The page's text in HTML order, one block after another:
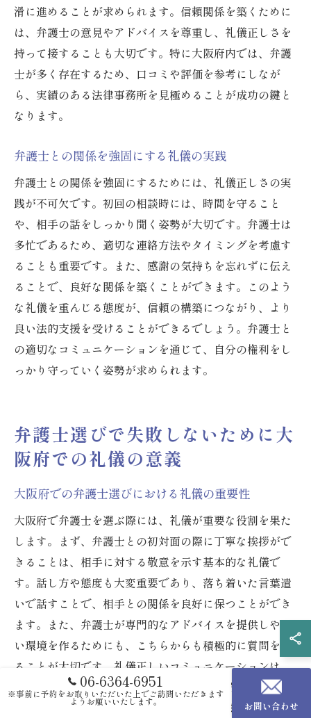
滑に進めることが求められます。信頼関係を築くために
は、弁護士の意見やアドバイスを尊重し、礼儀正しさを
持って接することも大切です。特に大阪府内では、弁護
士が多く存在するため、口コミや評価を参考にしなが
ら、実績のある法律事務所を見極めることが成功の鍵と
なります。
弁護士との関係を強固にする礼儀の実践
弁護士との関係を強固にするためには、礼儀正しさの実
践が不可欠です。初回の相談時には、時間を守ること
や、相手の話をしっかり聞く姿勢が大切です。弁護士は
多忙であるため、適切な連絡方法やタイミングを考慮す
ることも重要です。また、感謝の気持ちを忘れずに伝え
ることで、良好な関係を築くことができます。このよう
な礼儀を重んじる態度が、信頼の構築につながり、より
良い法的支援を受けることができるでしょう。弁護士と
の適切なコミュニケーションを通じて、自分の権利をし
っかり守っていく姿勢が求められます。
弁護士選びで失敗しないために大
阪府での礼儀の意義
大阪府での弁護士選びにおける礼儀の重要性
大阪府で弁護士を選ぶ際には、礼儀が重要な役割を果た
します。まず、弁護士との初対面の際に丁寧な挨拶がで
きることは、相手に対する敬意を示す基本的な礼儀で
す。話し方や態度も大変重要であり、落ち着いた言葉遣
いで話すことで、相手との関係を良好に保つことができ
ます。また、弁護士が専門的なアドバイスを提供しやす
い環境を作るためにも、こちらからも積極的に質問をす
ることが大切です。礼儀正しいコミュニケーションは、
信頼関係を築くための第一歩となり、結果的に安心して
依頼できる弁護士を見つける手助けとなります。
06-6364-6951
※事前に予約をお取りいただいた上でご訪問いただきます
ようお願いいたします。 お問い合わせ